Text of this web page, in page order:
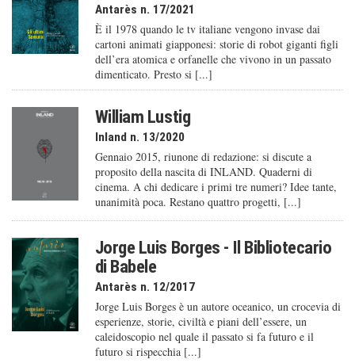
Antarès n. 17/2021
È il 1978 quando le tv italiane vengono invase dai
cartoni animati giapponesi: storie di robot giganti figli
dell’era atomica e orfanelle che vivono in un passato
dimenticato. Presto si [...]
William Lustig
Inland n. 13/2020
Gennaio 2015, riunone di redazione: si discute a
proposito della nascita di INLAND. Quaderni di
cinema. A chi dedicare i primi tre numeri? Idee tante,
unanimità poca. Restano quattro progetti, [...]
Jorge Luis Borges - Il Bibliotecario
di Babele
Antarès n. 12/2017
Jorge Luis Borges è un autore oceanico, un crocevia di
esperienze, storie, civiltà e piani dell’essere, un
caleido­scopio nel quale il passato si fa futuro e il
futuro si rispecchia [...]